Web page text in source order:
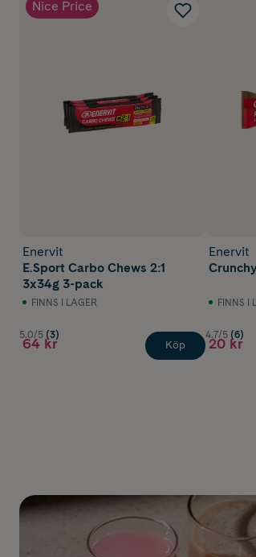
Nice Price
Enervit
E.Sport Carbo Chews 2:1
3x34g 3-pack
FINNS I LAGER
5.0/5 (3)
64 kr Köp
Enervit
FINNS I
4.7/5 (6)
20 kr